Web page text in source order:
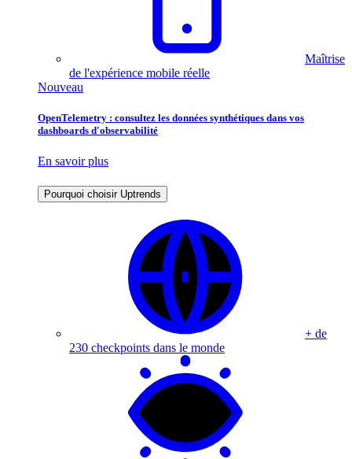
Maîtrise
de l'expérience mobile réelle
Nouveau
OpenTelemetry : consultez les données synthétiques dans vos
dashboards d'observabilité
En savoir plus
Pourquoi choisir Uptrends
+ de
230 checkpoints dans le monde